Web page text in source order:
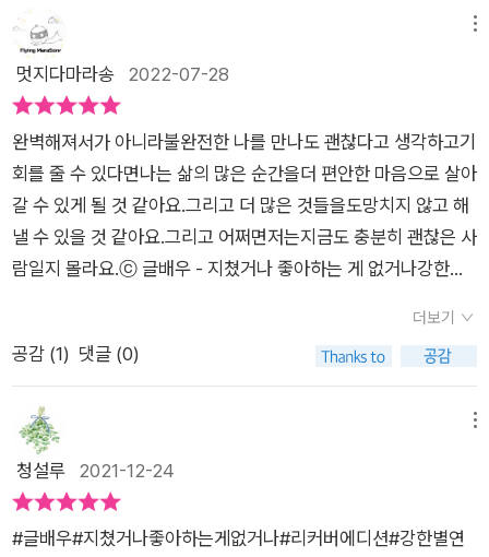
람에게‘아, 그랬구나. 그럴 수 있었구나....’라고 한 뒤 다음에 그러
지 않을 기회를 주는 것이다. p.127 공부를 많이 하면 공부가 늘
고 운동을 많이 하면 운동이 늘고요리를 많이 하면 요리가 느는
것처럼 무언가를 하면 할수록 늘게 된다.그러니 걱정하지 마라.더
이상 걱정이 늘지 않게 걱정하지마라. p.234 매 순간의 나를
실수했을 때 불완전한 나를 받아들이고 사랑할 수 있는 가장 좋은
말은‘아, 그럴 수도 있어.’라고 말해주는 것입니다. 그리고 앞으로
는 더 좋아질 수 있게 노력하면 됩니다. 나는 완벽할 수 없는 사람
이며 지금 내 삶에 필요한 건 완벽한 내가 안라 불완전한 나를 데
한 나를 데리고 행복할 수 있습니다.지금 지쳤다면 나에게 필요한
건 사랑입니다. p.276
건 안비밀~ 네이버블로그 : https://blog.naver.com/ssoyen
ny/222581241853
멋지다마라송 2022-07-28
완벽해져서가 아니라불완전한 나를 만나도 괜찮다고 생각하고기
회를 줄 수 있다면나는 삶의 많은 순간을더 편안한 마음으로 살아
갈 수 있게 될 것 같아요.그리고 더 많은 것들을도망치지 않고 해
낼 수 있을 것 같아요.그리고 어쩌면저는지금도 충분히 괜찮은 사
람일지 몰라요.ⓒ 글배우 - 지쳤거나 좋아하는 게 없거나강한별
회를 줄 수 있다면나는 삶의 많은 순간을더 편안한 마음으로 살아
갈 수 있게 될 것 같아요.그리고 더 많은 것들을도망치지 않고 해
람일지 몰라요.ⓒ 글배우 - 지쳤거나 좋아하는 게 없거나강한별
더보기
공감 (1) 댓글 (0)
청설루 2021-12-24
#글배우#지쳤거나좋아하는게없거나#리커버에디션#강한별연